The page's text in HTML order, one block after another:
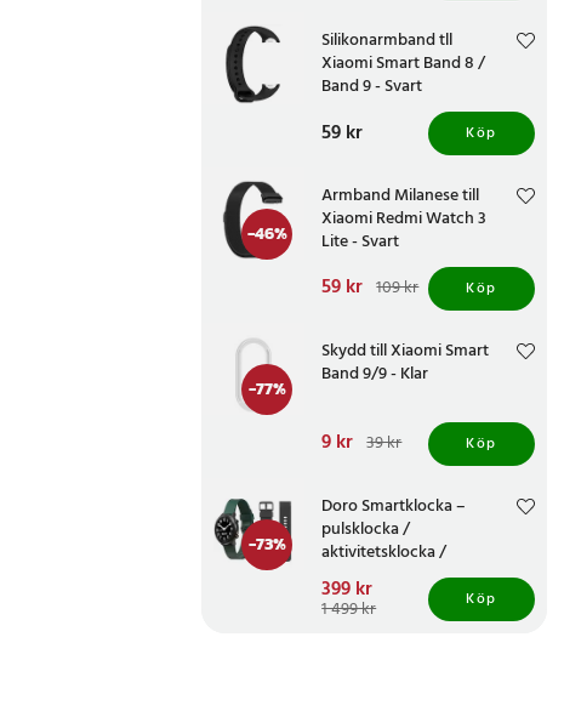
Silikonarmband tll
Xiaomi Smart Band 8 /
Band 9 - Svart
Pris:59 kr
59 kr Köp
-46%
Armband Milanese till
Xiaomi Redmi Watch 3
Lite - Svart
Nuvarande pris
Tidigare pris 109 kr
59 kr 109 kr Köp
-77%
Skydd till Xiaomi Smart
Band 9/9 - Klar
Nuvarande pris 9 krTidigare
9 kr 39 kr Köp
-73%
Doro Smartklocka –
pulsklocka /
aktivitetsklocka /
hälsoklocka med pekskärm
för seniorer
Nuvarande pris:
399 krTidigare pris :1 499 kr
399 kr
1 499 kr Köp